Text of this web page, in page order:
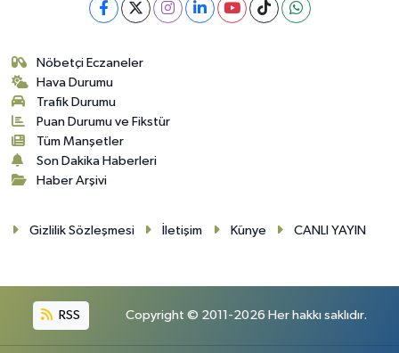
Nöbetçi Eczaneler
Hava Durumu
Trafik Durumu
Puan Durumu ve Fikstür
Tüm Manşetler
Son Dakika Haberleri
Haber Arşivi
Gizlilik Sözleşmesi İletişim Künye CANLI YAYIN
RSS Copyright © 2011-2026 Her hakkı saklıdır.